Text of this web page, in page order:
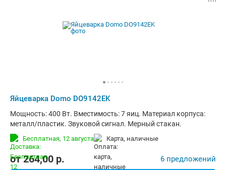
Яйцеварка Domo DO9142EK
Мощность: 400 Вт. Вместимость: 7 яиц. Материал корпуса:
металл/пластик. Звуковой сигнал. Мерный стакан.
Бесплатная, 12 августа карта, наличные
от264,00 p. 6 предложений